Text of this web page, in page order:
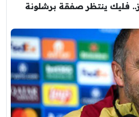
فليك ينتظر صفقة برشلونة